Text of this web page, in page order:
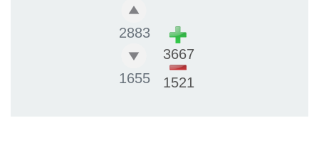
2883
1655
3667
1521